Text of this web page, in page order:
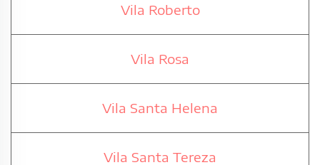
Vila Roberto
Vila Rosa
Vila Santa Helena
Vila Santa Tereza